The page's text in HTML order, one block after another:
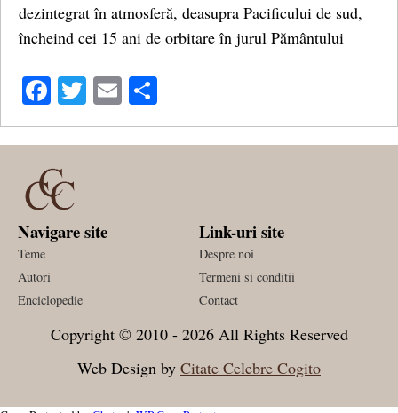
dezintegrat în atmosferă, deasupra Pacificului de sud,
încheind cei 15 ani de orbitare în jurul Pământului
Facebook
Twitter
Email
Navigare site
Teme
Autori
Enciclopedie
Link-uri site
Despre noi
Termeni si conditii
Contact
Copyright © 2010 - 2026 All Rights Reserved
Web Design by Citate Celebre Cogito